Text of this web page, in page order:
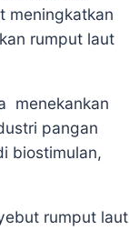
meningkatkan
rumput laut
menekankan
pangan
biostimulan,
rumput laut